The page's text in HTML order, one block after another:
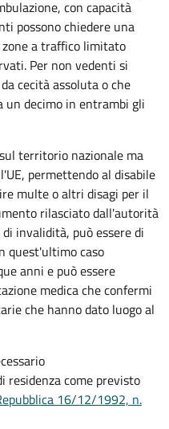
con capacità
possono chiedere una
a traffico limitato
Per non vedenti si
cecità assoluta o che
un decimo in entrambi gli
territorio nazionale ma
permettendo al disabile
multe o altri disagi per il
rilasciato dall'autorità
invalidità, può essere di
quest'ultimo caso
anni e può essere
medica che confermi
che hanno dato luogo al
residenza come previsto
16/12/1992, n.